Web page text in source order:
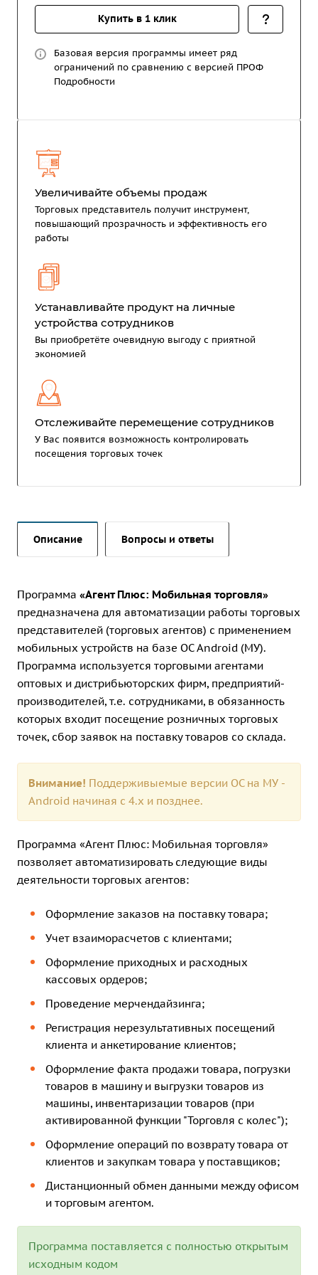
Купить в 1 клик
Базовая версия программы имеет ряд
ограничений по сравнению с версией ПРОФ
Подробности
Увеличивайте объемы продаж
Торговых представитель получит инструмент,
повышающий прозрачность и эффективность его
работы
Устанавливайте продукт на личные
устройства сотрудников
Вы приобретёте очевидную выгоду с приятной
экономией
Отслеживайте перемещение сотрудников
У Вас появится возможность контролировать
посещения торговых точек
Описание Вопросы и ответы
Программа «Агент Плюс: Мобильная торговля»
предназначена для автоматизации работы торговых
представителей (торговых агентов) с применением
мобильных устройств на базе ОС Android (МУ).
Программа используется торговыми агентами
оптовых и дистрибьюторских фирм, предприятий-
производителей, т.е. сотрудниками, в обязанность
которых входит посещение розничных торговых
точек, сбор заявок на поставку товаров со склада.
Внимание! Поддерживыемые версии ОС на МУ -
Android начиная с 4.х и позднее.
Программа «Агент Плюс: Мобильная торговля»
позволяет автоматизировать следующие виды
деятельности торговых агентов:
Оформление заказов на поставку товара;
Учет взаиморасчетов с клиентами;
Оформление приходных и расходных
кассовых ордеров;
Проведение мерчендайзинга;
Регистрация нерезультативных посещений
клиента и анкетирование клиентов;
Оформление факта продажи товара, погрузки
товаров в машину и выгрузки товаров из
машины, инвентаризации товаров (при
активированной функции "Торговля с колес");
Оформление операций по возврату товара от
клиентов и закупкам товара у поставщиков;
Дистанционный обмен данными между офисом
и торговым агентом.
Программа поставляется с полностью открытым
исходным кодом